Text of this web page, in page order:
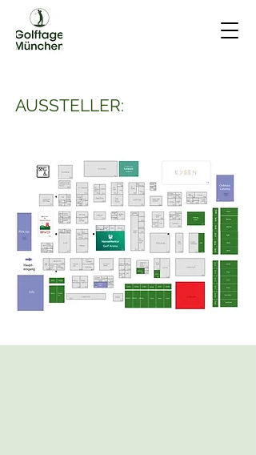
AUSSTELLER: